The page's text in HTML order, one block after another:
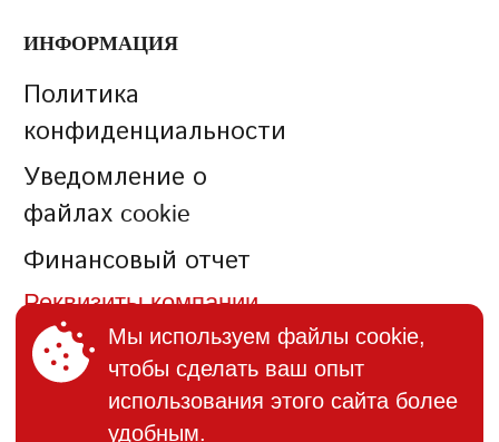
ИНФОРМАЦИЯ
Политика
конфиденциальности
Уведомление о
файлах cookie
Финансовый отчет
Реквизиты компании
КОНТАКТЫ
+373 (22) 895-600
Мы используем файлы cookie,
чтобы сделать ваш опыт
использования этого сайта более
удобным.